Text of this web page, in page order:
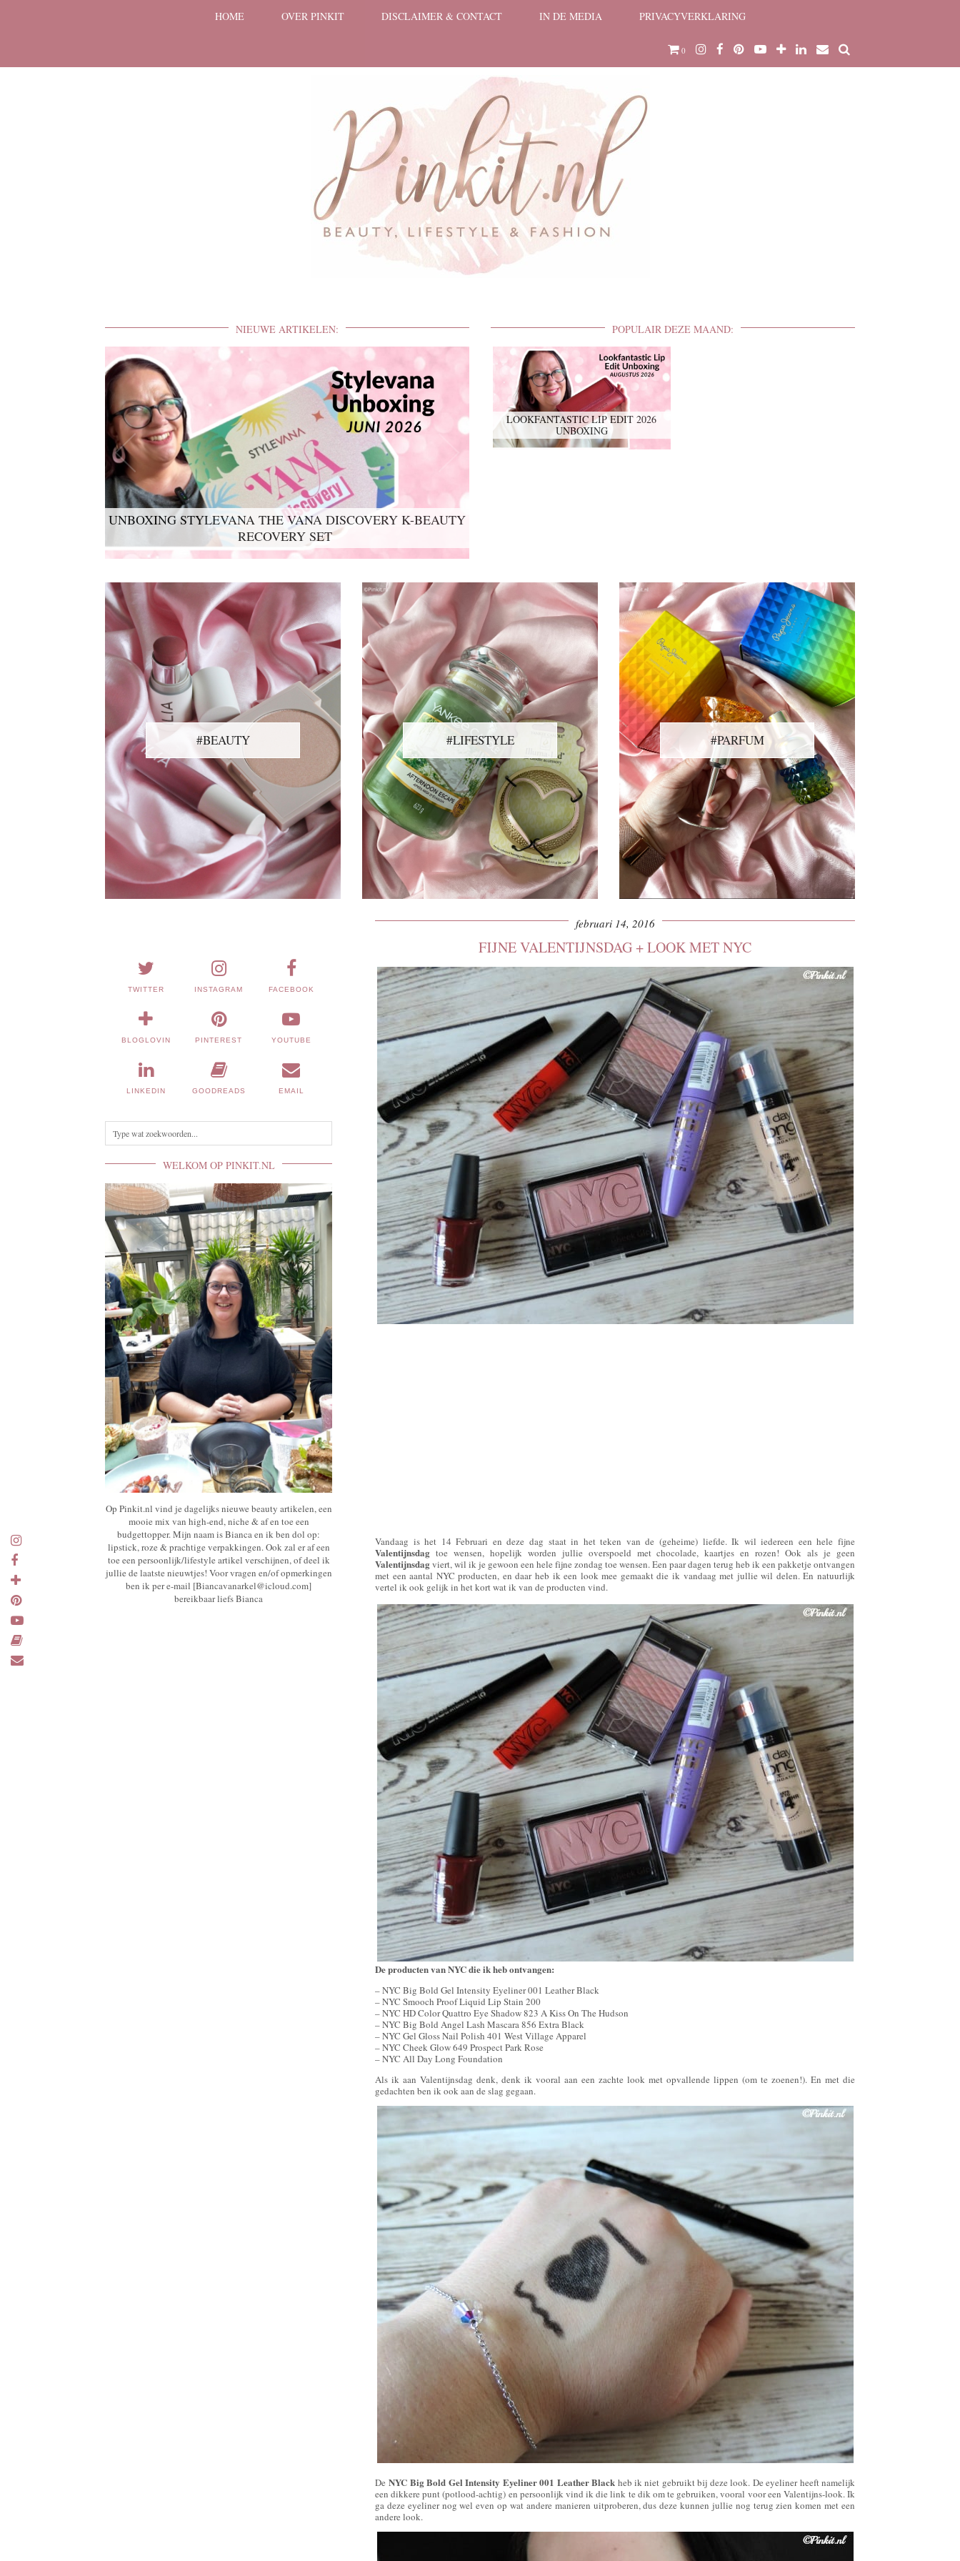
HOME OVER PINKIT DISCLAIMER & CONTACT IN DE MEDIA PRIVACYVERKLARING
0
POPULAIR DEZE MAAND:
LOOKFANTASTIC LIP EDIT 2026
UNBOXING
NIEUWE ARTIKELEN:
UNBOXING STYLEVANA THE VANA DISCOVERY K-BEAUTY
RECOVERY SET
#BEAUTY #LIFESTYLE #PARFUM
februari 14, 2016
FIJNE VALENTIJNSDAG + LOOK MET NYC
Vandaag is het 14 Februari en deze dag staat in het teken van de (geheime) liefde. Ik wil iedereen een hele fijne
Valentijnsdag toe wensen, hopelijk worden jullie overspoeld met chocolade, kaartjes en rozen! Ook als je geen
Valentijnsdagviert, wil ik je gewoon een hele fijne zondag toe wensen. Een paar dagen terug heb ik een pakketje ontvangen
met een aantal NYC producten, en daar heb ik een look mee gemaakt die ik vandaag met jullie wil delen. En natuurlijk
vertel ik ook gelijk in het kort wat ik van de producten vind.
De producten van NYC die ik heb ontvangen:
– NYC Big Bold Gel Intensity Eyeliner 001 Leather Black
– NYC Smooch Proof Liquid Lip Stain 200
– NYC HD Color Quattro Eye Shadow 823 A Kiss On The Hudson
– NYC Big Bold Angel Lash Mascara 856 Extra Black
– NYC Gel Gloss Nail Polish 401 West Village Apparel
– NYC Cheek Glow 649 Prospect Park Rose
– NYC All Day Long Foundation
Als ik aan Valentijnsdag denk, denk ik vooral aan een zachte look met opvallende lippen (om te zoenen!). En met die
gedachten ben ik ook aan de slag gegaan.
DeNYC Big Bold Gel Intensity Eyeliner 001 Leather Black heb ik niet gebruikt bij deze look. De eyeliner heeft namelijk
een dikkere punt (potlood-achtig) en persoonlijk vind ik die link te dik om te gebruiken, vooral voor een Valentijns-look. Ik
ga deze eyeliner nog wel even op wat andere manieren uitproberen, dus deze kunnen jullie nog terug zien komen met een
andere look.
TWITTER INSTAGRAM FACEBOOK
BLOGLOVIN PINTEREST YOUTUBE
LINKEDIN GOODREADS EMAIL
WELKOM OP PINKIT.NL
Op Pinkit.nl vind je dagelijks nieuwe beauty artikelen, een
mooie mix van high-end, niche & af en toe een
budgettopper. Mijn naam is Bianca en ik ben dol op:
lipstick, roze & prachtige verpakkingen. Ook zal er af een
toe een persoonlijk/lifestyle artikel verschijnen, of deel ik
jullie de laatste nieuwtjes! Voor vragen en/of opmerkingen
ben ik per e-mail [Biancavanarkel@icloud.com]
bereikbaar liefs Bianca